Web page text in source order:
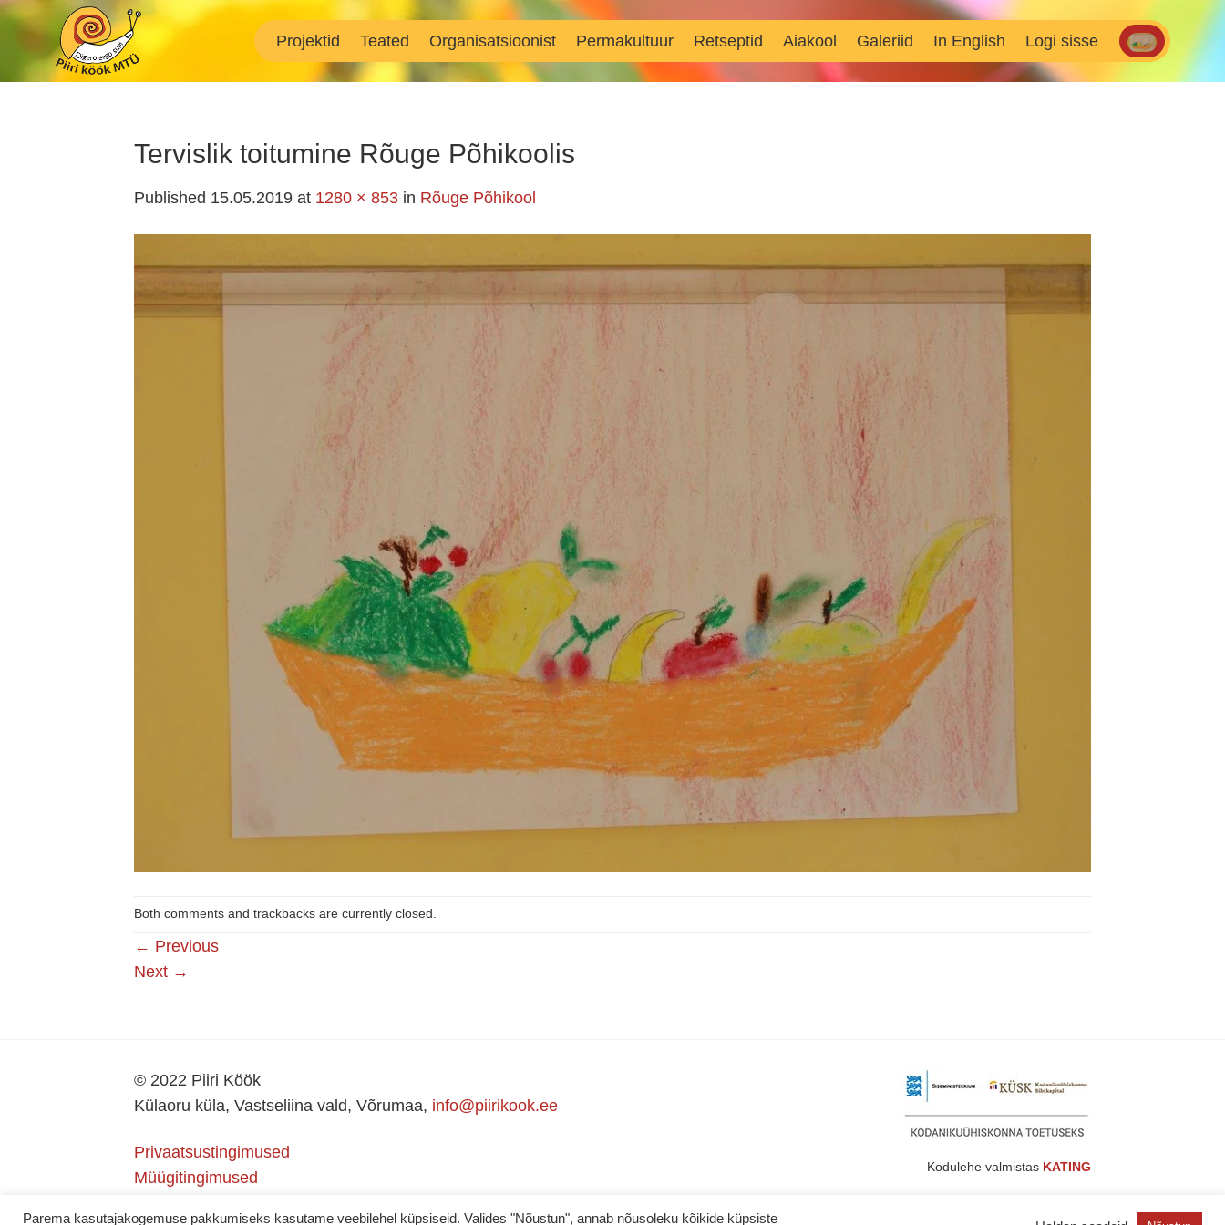
Skip
content
Projektid Teated Organisatsioonist Permakultuur Retseptid Aiakool Galeriid In English Logi sisse
Tervislik toitumine Rõuge Põhikoolis
Published 15.05.2019 at 1280 × 853 in Rõuge Põhikool
Both comments and trackbacks are currently closed.
← Previous
Next →
© 2022 Piiri Köök
Külaoru küla, Vastseliina vald, Võrumaa, info@piirikook.ee
Privaatsustingimused
Müügitingimused
Kodulehe valmistas KATING
Parema kasutajakogemuse pakkumiseks kasutame veebilehel küpsiseid. Valides "Nõustun", annab nõusoleku kõikide küpsiste